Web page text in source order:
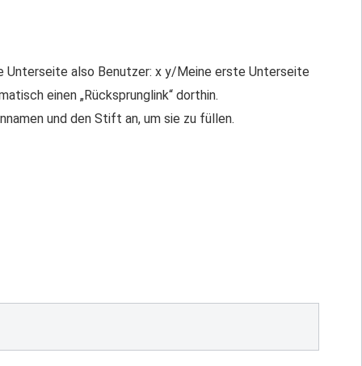
Unterseite also Benutzer: x y/Meine erste Unterseite
einen „Rücksprunglink“ dorthin.
und den Stift an, um sie zu füllen.